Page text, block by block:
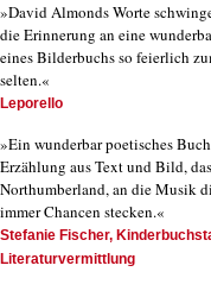
»David Almonds Worte
die Erinnerung an eine
eines Bilderbuchs so feierlich
selten.«
Leporello
»Ein wunderbar poetisches
Erzählung aus Text und Bild,
Northumberland, an die Musik
immer Chancen stecken.«
Stefanie Fischer,
Literaturvermittlung